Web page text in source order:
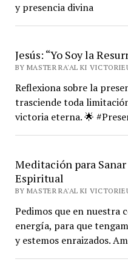
y presencia divina
Jesús: “Yo Soy la
BY MASTER RA'AL KI
Reflexiona sobre la
trasciende toda
victoria eterna. 🌟
Meditación para
Espiritual
BY MASTER RA'AL KI
Pedimos que en nuestra
energía, para que
y estemos enraizados.